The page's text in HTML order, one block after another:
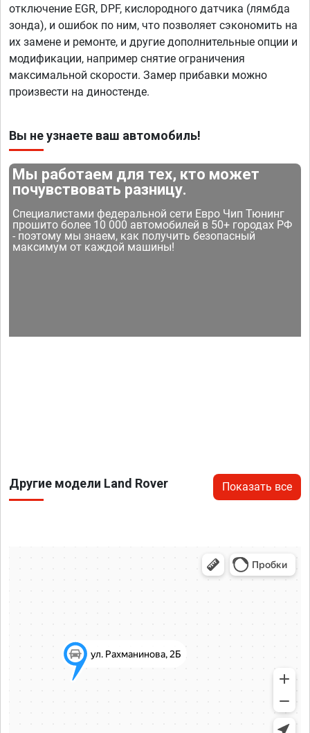
отключение EGR, DPF, кислородного датчика (лямбда
зонда), и ошибок по ним, что позволяет сэкономить на
их замене и ремонте, и другие дополнительные опции и
модификации, например снятие ограничения
максимальной скорости. Замер прибавки можно
произвести на диностенде.
Вы не узнаете ваш автомобиль!
Мы работаем для тех, кто может
почувствовать разницу.
Специалистами федеральной сети Евро Чип Тюнинг
прошито более 10 000 автомобилей в 50+ городах РФ
- поэтому мы знаем, как получить безопасный
максимум от каждой машины!
Другие модели Land Rover Показать все